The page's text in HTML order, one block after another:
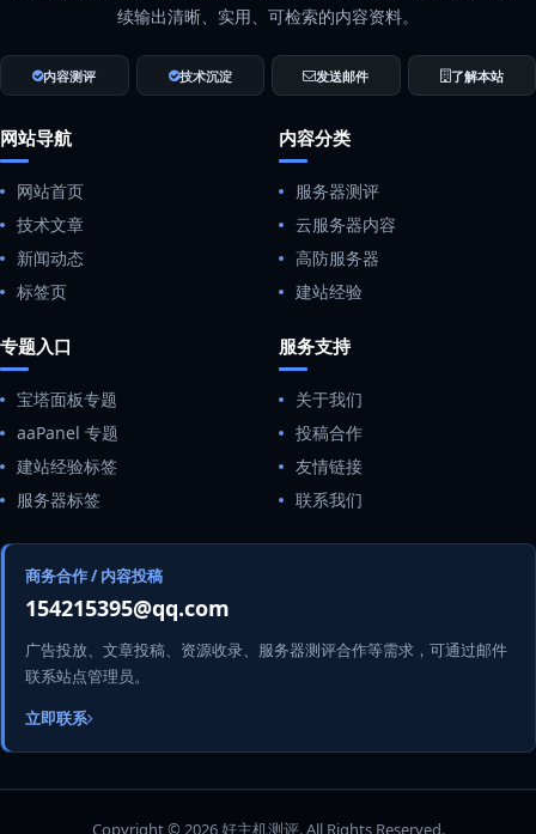
续输出清晰、实用、可检索的内容资料。
内容测评 技术沉淀 发送邮件 了解本站
网站导航
网站首页
技术文章
新闻动态
标签页
内容分类
服务器测评
云服务器内容
高防服务器
建站经验
专题入口
宝塔面板专题
aaPanel 专题
建站经验标签
服务器标签
服务支持
关于我们
投稿合作
友情链接
联系我们
商务合作 / 内容投稿
154215395@qq.com
广告投放、文章投稿、资源收录、服务器测评合作等需求，可通过邮件
联系站点管理员。
立即联系
Copyright © 2026 好主机测评. All Rights Reserved.